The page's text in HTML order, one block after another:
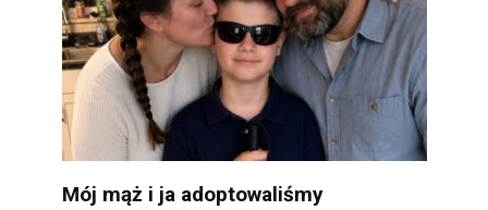
Mój mąż i ja adoptowaliśmy